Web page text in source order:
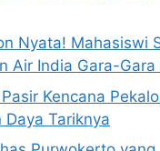
Nyata! Mahasiswi
Air India Gara-Gara
Kencana
Daya Tariknya